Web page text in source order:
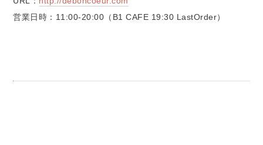
営業日時：11:00-20:00（B1 CAFE 19:30 LastOrder）